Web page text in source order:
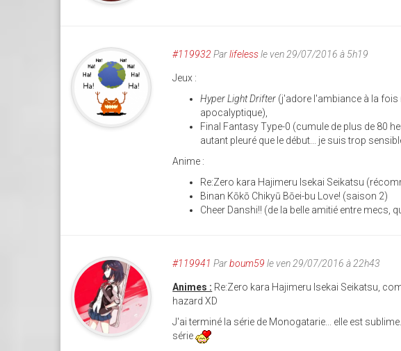
#119932 Parlifelessle ven 29/07/2016 à 5h19
Jeux :
Hyper Light Drifter (j'adore l'ambiance à la
apocalyptique),
Final Fantasy Type-0 (cumule de plus de 80
autant pleuré que le début... je suis trop
Anime :
Re:Zero kara Hajimeru Isekai Seikatsu
Binan Kōkō Chikyū Bōei-bu Love! (saison 2)
Cheer Danshi!! (de la belle amitié entre mecs,
#119941 Parboum59 le ven 29/07/2016 à 22h43
Animes : Re:Zero kara Hajimeru Isekai Seikatsu,
hazard XD
J'ai terminé la série de Monogatarie... elle est
série